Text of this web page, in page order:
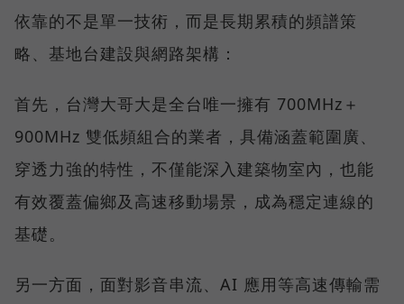
依靠的不是單一技術，而是長期累積的頻譜策
略、基地台建設與網路架構：
首先，台灣大哥大是全台唯一擁有 700MHz＋
900MHz 雙低頻組合的業者，具備涵蓋範圍廣、
穿透力強的特性，不僅能深入建築物室內，也能
有效覆蓋偏鄉及高速移動場景，成為穩定連線的
基礎。
另一方面，面對影音串流、AI 應用等高速傳輸需